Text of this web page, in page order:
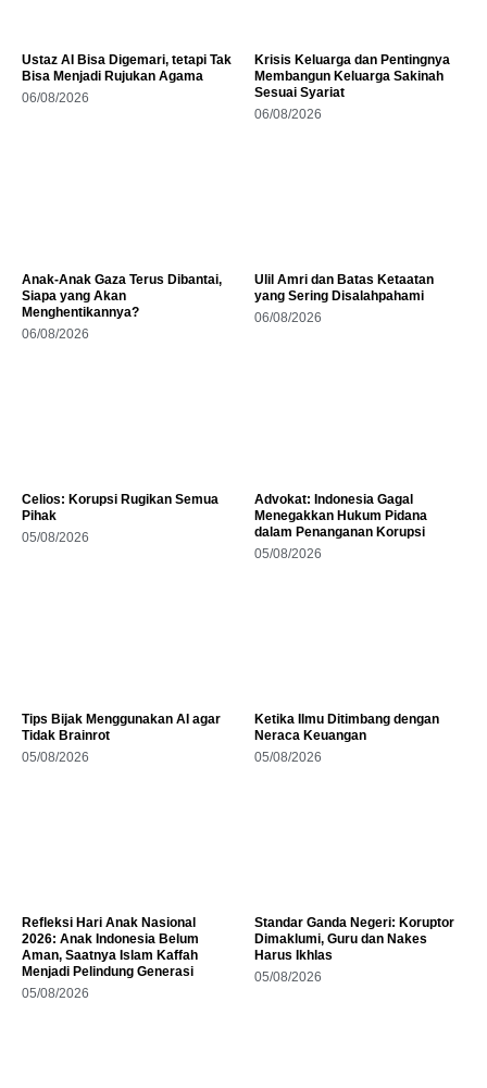
Ustaz AI Bisa Digemari, tetapi Tak
Bisa Menjadi Rujukan Agama
06/08/2026
Krisis Keluarga dan Pentingnya
Membangun Keluarga Sakinah
Sesuai Syariat
06/08/2026
Anak-Anak Gaza Terus Dibantai,
Siapa yang Akan
Menghentikannya?
06/08/2026
Ulil Amri dan Batas Ketaatan
yang Sering Disalahpahami
06/08/2026
Celios: Korupsi Rugikan Semua
Pihak
05/08/2026
Advokat: Indonesia Gagal
Menegakkan Hukum Pidana
dalam Penanganan Korupsi
05/08/2026
Tips Bijak Menggunakan AI agar
Tidak Brainrot
05/08/2026
Ketika Ilmu Ditimbang dengan
Neraca Keuangan
05/08/2026
Refleksi Hari Anak Nasional
2026: Anak Indonesia Belum
Aman, Saatnya Islam Kaffah
Menjadi Pelindung Generasi
05/08/2026
Standar Ganda Negeri: Koruptor
Dimaklumi, Guru dan Nakes
Harus Ikhlas
05/08/2026